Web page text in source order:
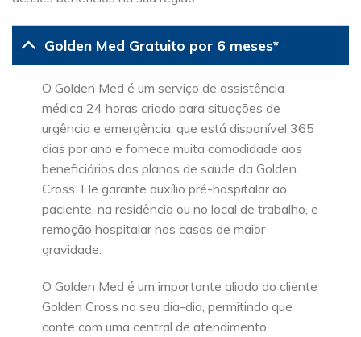
Golden Med Gratuito por 6 meses*
O Golden Med é um serviço de assistência
médica 24 horas criado para situações de
urgência e emergência, que está disponível 365
dias por ano e fornece muita comodidade aos
beneficiários dos planos de saúde da Golden
Cross. Ele garante auxílio pré-hospitalar ao
paciente, na residência ou no local de trabalho, e
remoção hospitalar nos casos de maior
gravidade.
O Golden Med é um importante aliado do cliente
Golden Cross no seu dia-dia, permitindo que
conte com uma central de atendimento